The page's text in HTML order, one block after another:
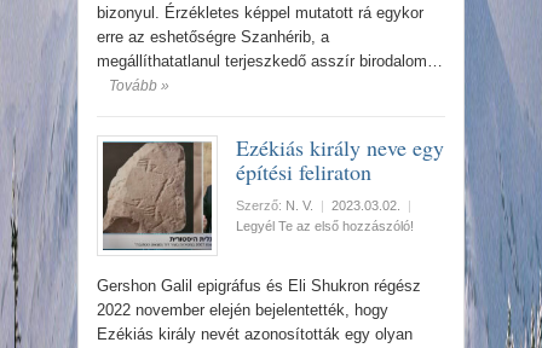
bizonyul. Érzékletes képpel mutatott rá egykor
erre az eshetőségre Szanhérib, a
megállíthatatlanul terjeszkedő asszír birodalom…
Tovább »
Ezékiás király neve egy
építési feliraton
Szerző: N. V. | 2023.03.02.
|
Legyél Te az első hozzászóló!
Gershon Galil epigráfus és Eli Shukron régész
2022 november elején bejelentették, hogy
Ezékiás király nevét azonosították egy olyan